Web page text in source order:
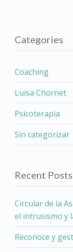
Categories
Coaching
Luisa Chornet
Psicoterapia
Sin categorizar
Recent Posts
Circular de la
el intrusismo y
Reconoce y